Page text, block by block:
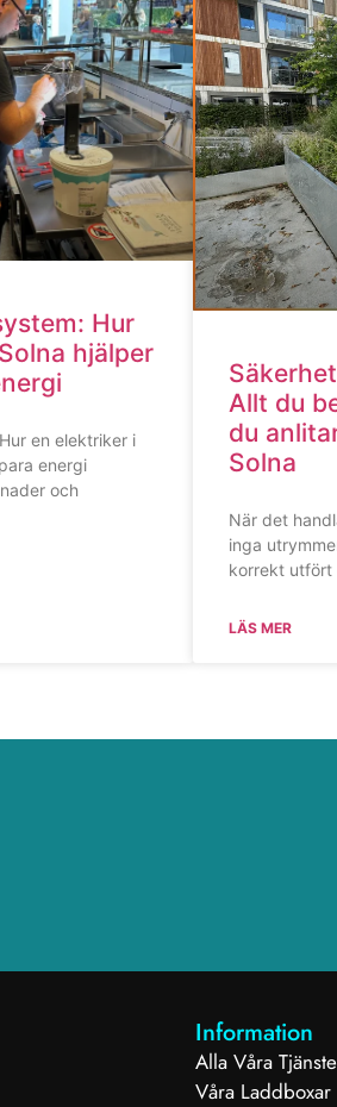
Hur
hjälper
en elektriker i
energi
och
Allt du
du
Solna
När det
inga
korrekt utfört
LÄS MER
Information
Alla Våra
Våra Laddboxar